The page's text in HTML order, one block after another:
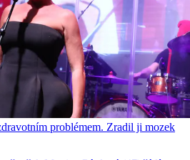
problémem. Zradil ji mozek